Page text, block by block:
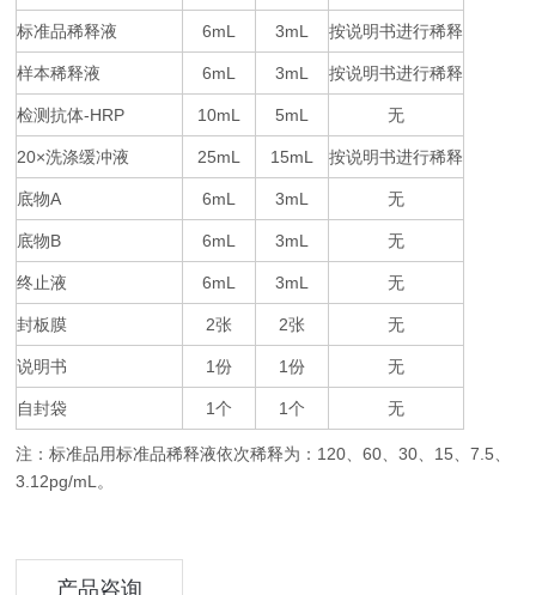
标准品稀释液 6mL 3mL 按说明书进行稀释
样本稀释液 6mL 3mL 按说明书进行稀释
检测抗体-HRP 10mL 5mL 无
20×洗涤缓冲液 25mL 15mL 按说明书进行稀释
底物A 6mL 3mL 无
底物B 6mL 3mL 无
终止液 6mL 3mL 无
封板膜 2张 2张 无
说明书 1份 1份 无
自封袋 1个 1个 无
注：标准品用标准品稀释液依次稀释为： 120、60、30、 15、7.5、
3.12pg/mL 。
产品咨询